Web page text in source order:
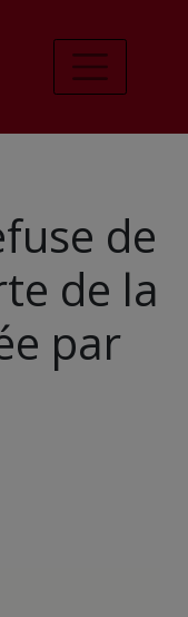
de
de la
par